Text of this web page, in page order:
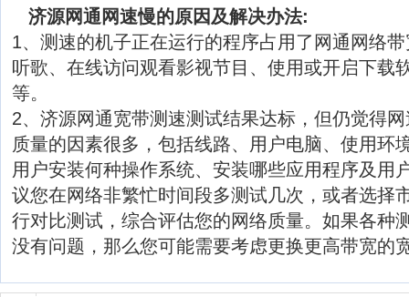
济源网通网速慢的原因及解决办法:
1、测速的机子正在运行的程序占用了网通网络
听歌、在线访问观看影视节目、使用或开启下载
等。
2、济源网通宽带测速测试结果达标，但仍觉得
质量的因素很多，包括线路、用户电脑、使用环
用户安装何种操作系统、安装哪些应用程序及用
议您在网络非繁忙时间段多测试几次，或者选择
行对比测试，综合评估您的网络质量。如果各种
没有问题，那么您可能需要考虑更换更高带宽的